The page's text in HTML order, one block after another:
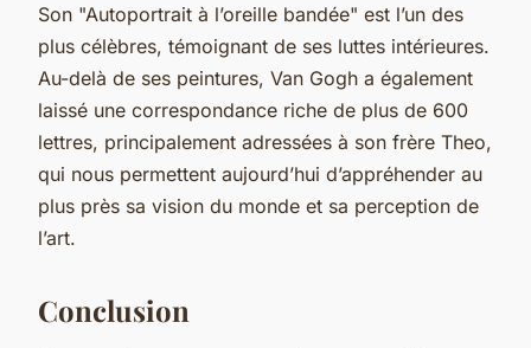
Son "Autoportrait à l’oreille bandée" est l’un des
plus célèbres, témoignant de ses luttes intérieures.
Au-delà de ses peintures, Van Gogh a également
laissé une correspondance riche de plus de 600
lettres, principalement adressées à son frère Theo,
qui nous permettent aujourd’hui d’appréhender au
plus près sa vision du monde et sa perception de
l’art.
Conclusion